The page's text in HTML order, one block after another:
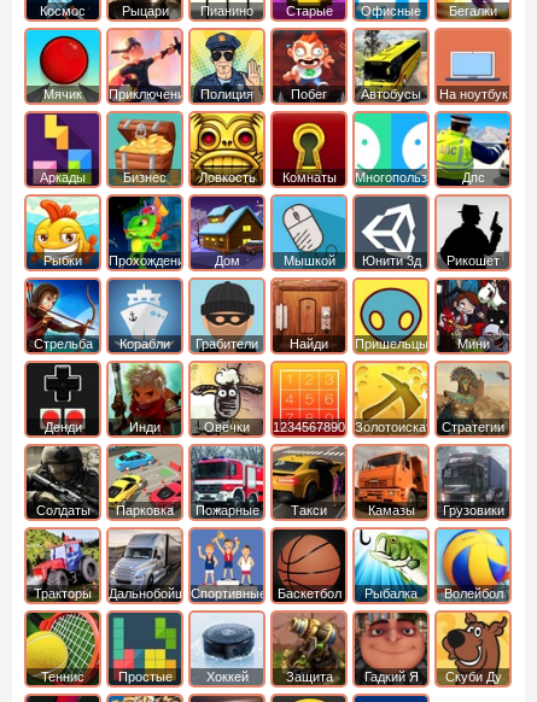
Космос Рыцари Пианино Старые Офисные Бегалки
Мячик Приключения Полиция Побег Автобусы На ноутбук
Аркады
Бизнес
симуляторы
Ловкость Комнаты Многопользовательские
Дпс
Рыбки Прохождение Дом Мышкой Юнити 3д Рикошет
Cтрельба
из лука
Корабли Грабители
Найди
выход
Пришельцы Мини
Денди Инди
Овечки
идут домой
1234567890 ЗолотоискательСтратегии
Солдаты
Парковка
машин
Пожарные
машины
Такси Камазы Грузовики
Тракторы ДальнобойщикиСпортивные Баскетбол Рыбалка Волейбол
Теннис Простые Хоккей
Защита
башни
Гадкий Я Скуби Ду